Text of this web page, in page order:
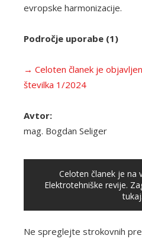
evropske harmonizacije.
Področje uporabe (1)
→ Celoten članek je
številka 1/2024
Avtor:
mag. Bogdan Seliger
Celoten članek je na
Elektrotehniške revije.
tukaj.
Ne spreglejte strokovnih